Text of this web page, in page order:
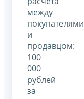
между
покупателями
и
продавцом:
100
000
рублей
за